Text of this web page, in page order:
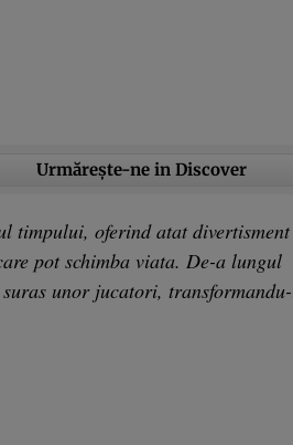
Urmărește-ne in Discover
timpului, oferind atat divertisment
pot schimba viata. De-a lungul
unor jucatori,